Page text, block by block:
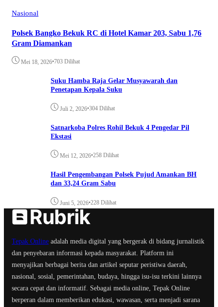
Nasional
Polsek Bangko Bekuk RC di Hotel Kamar 203, Sabu 1,76
Gram Diamankan
Mei 18, 2026•703 Dilihat
Suku Hamba Raja Gelar Musyawarah dan
Penetapan Kepala Suku
Juli 2, 2026•304 Dilihat
Satnarkoba Polres Rohil Bekuk 4 Pengedar Pil
Ekstasi
Mei 12, 2026•258 Dilihat
Hasil Pengembangan Polsek Pujud Amankan BH
dan 33,24 Gram Sabu
Juni 5, 2026•228 Dilihat
Tepak Online adalah media digital yang bergerak di bidang jurnalistik
dan penyebaran informasi kepada masyarakat. Platform ini
menyajikan berbagai berita dan artikel seputar peristiwa daerah,
nasional, sosial, pemerintahan, budaya, hingga isu-isu terkini lainnya
secara cepat dan informatif. Sebagai media online, Tepak Online
berperan dalam memberikan edukasi, wawasan, serta menjadi sarana